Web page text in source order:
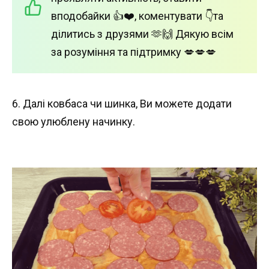
вподобайки 👍❤️, коментувати 👇та
ділитись з друзями 🫶🙌 Дякую всім
за розуміння та підтримку 💋💋💋
6. Далі ковбаса чи шинка, Ви можете додати
свою улюблену начинку.